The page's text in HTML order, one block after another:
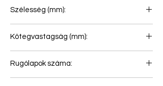
Szélesség (mm):
Kötegvastagság (mm):
Rugólapok száma: